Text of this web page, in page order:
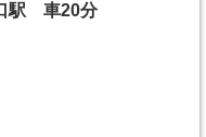
駅 車20分